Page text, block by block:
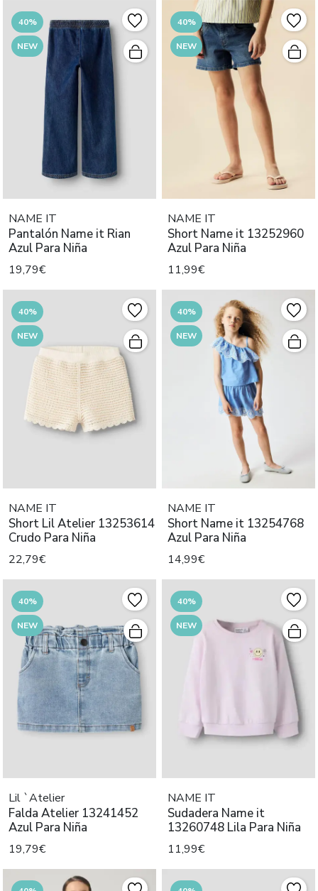
40%
NEW
NAME IT
Pantalón Name it Rian
Azul Para Niña
19,79€
40%
NEW
NAME IT
Short Name it 13252960
Azul Para Niña
11,99€
40%
NEW
NAME IT
Short Lil Atelier 13253614
Crudo Para Niña
22,79€
40%
NEW
NAME IT
Short Name it 13254768
Azul Para Niña
14,99€
40%
NEW
Lil `Atelier
Falda Atelier 13241452
Azul Para Niña
19,79€
40%
NEW
NAME IT
Sudadera Name it
13260748 Lila Para Niña
11,99€